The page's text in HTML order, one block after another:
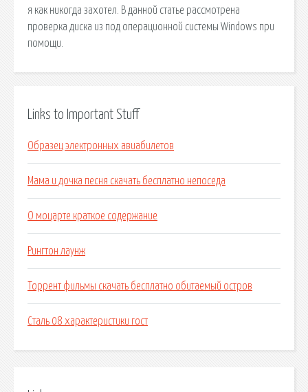
я как никогда захотел. В данной статье рассмотрена
проверка диска из под операционной системы Windows при
помощи.
Links to Important Stuff
Образец электронных авиабилетов
Мама и дочка песня скачать бесплатно непоседа
О моцарте краткое содержание
Рингтон лаунж
Торрент фильмы скачать бесплатно обитаемый остров
Сталь 08 характеристики гост